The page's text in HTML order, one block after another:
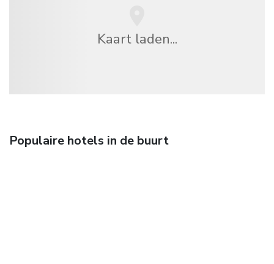
Kaart laden...
Populaire hotels in de buurt